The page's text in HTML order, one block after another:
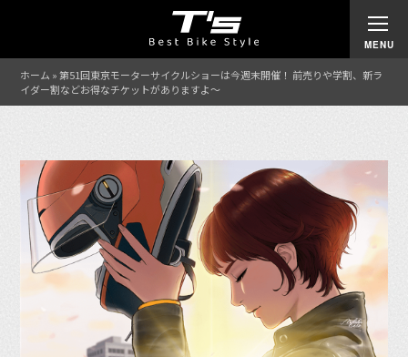
ホーム »第51回東京モーターサイクルショーは今週末開催！ 前売りや学割、新ラ
イダー割などお得なチケットがありますよ～